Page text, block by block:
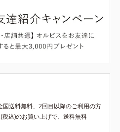
国送料無料、2回目以降のご利用の方
込)のお買い上げで、送料無料